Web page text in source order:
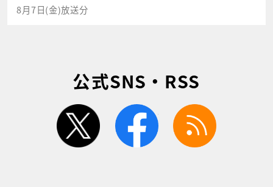
8月7日(金)放送分
公式SNS・RSS
twitter facebook